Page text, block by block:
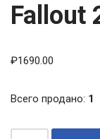
Fallout
₽1690.00
Всего продано: 1